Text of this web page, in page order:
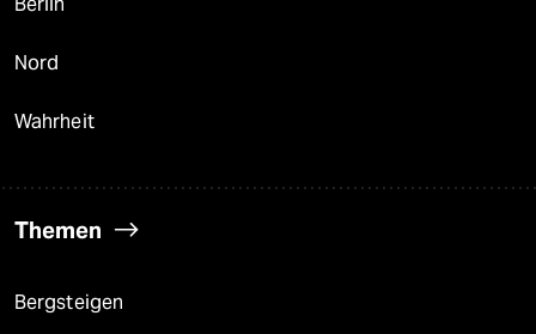
Nord
Wahrheit
Themen
Bergsteigen